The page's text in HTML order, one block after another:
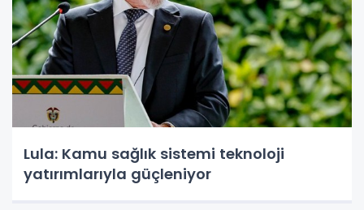
Lula: Kamu sağlık sistemi teknoloji
yatırımlarıyla güçleniyor